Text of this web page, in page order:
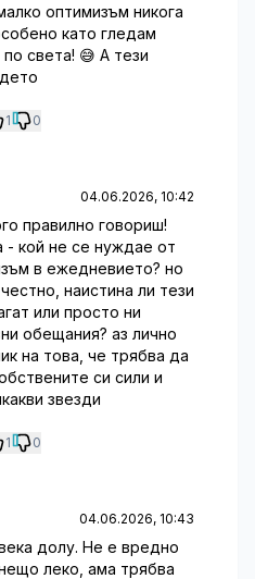
оптимизъм никога
като гледам
по света! 😅 А тези
1 0
04.06.2026, 10:42
правилно говориш!
- кой не се нуждае от
в ежедневието? но
наистина ли тези
или просто ни
обещания? аз лично
на това, че трябва да
си сили и
звезди
1 0
04.06.2026, 10:43
долу. Не е вредно
леко, ама трябва